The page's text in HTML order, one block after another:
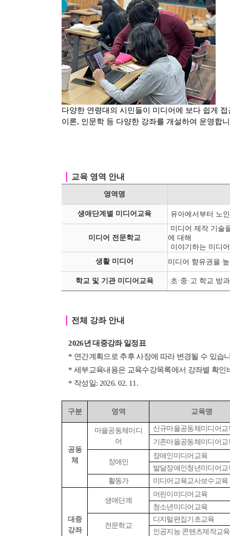
다양한 연령대의 시민들이 미디어에 보다 쉽게
이론, 인문학 등 다양한 강좌를 개설하여 운영합
교육 영역 안내
영역명
생애단계별 미디어교육 유아에서부터 노
미디어 전문학교
미디어 제작 기술
에 대해
이야기하는 미디
생활 미디어
미디어 향유권을
학교 및 기관 미디어교육 초·중· 고 학교 방
전체 강좌 안내
2026년 대중강좌 일정표
* 연간계획으로 추후 사정에 따라 변경될 수 있습
* 세부교육내용은 교육수강목록에서 강좌별 확인
* 작성일: 2026. 02. 11.
구분 영역 교육명
공동
체
마을공동체미디
어
신규마을공동체미디어교
기존마을공동체미디어교
장애인
장애인미디어교육
발달장애인청년미디어교
활동가
미디어교육교사보수교육
대중
강좌
생애단계
어린이미디어교육
청소년미디어교육
전문학교
디지털편집기초교육
인공지능 콘텐츠제작교육